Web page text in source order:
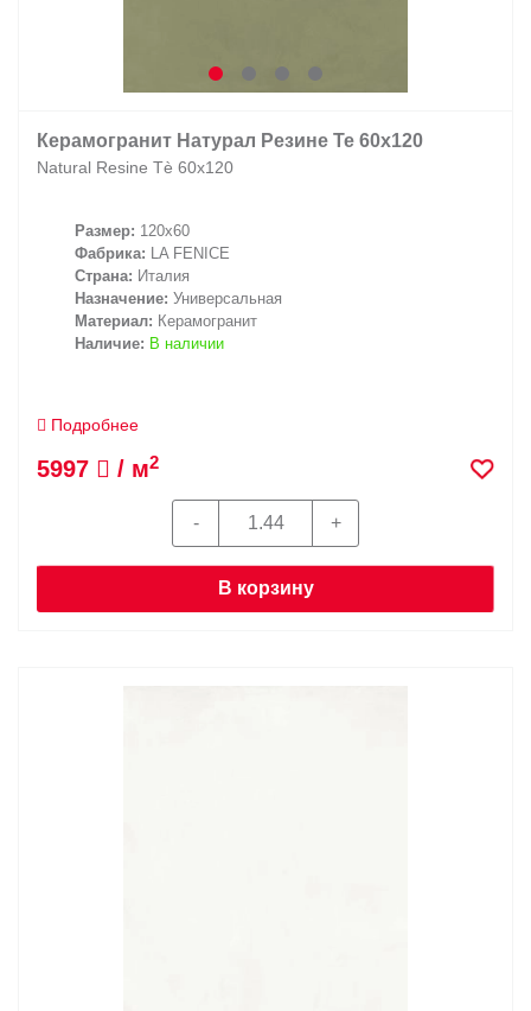
Керамогранит Натурал Резине Те 60х120
Natural Resine Tè 60х120
Размер: 120x60
Фабрика: LA FENICE
Страна: Италия
Назначение: Универсальная
Материал: Керамогранит
Наличие: В наличии
Подробнее
5997 / м2
В корзину